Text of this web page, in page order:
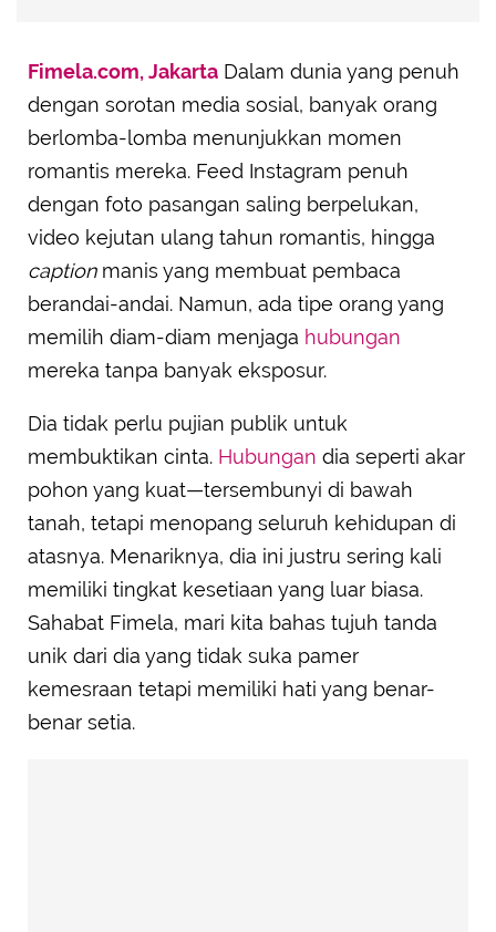
Sederhana
Tidak Merasa Butuh Validasi Publik
Lebih Suka Intimasi daripada Sensasi
Dia Memilih Kesederhanaan dalam Hubungan
Komitmen Dia Tampak dari Konsistensi
Dia Selalu Memprioritaskan Pasangan
Percaya bahwa Hubungan Bukan untuk Ditonton
Fimela.com, Jakarta Dalam dunia yang penuh
dengan sorotan media sosial, banyak orang
berlomba-lomba menunjukkan momen
romantis mereka. Feed Instagram penuh
dengan foto pasangan saling berpelukan,
video kejutan ulang tahun romantis, hingga
captionmanis yang membuat pembaca
berandai-andai. Namun, ada tipe orang yang
memilih diam-diam menjaga hubungan
mereka tanpa banyak eksposur.
Dia tidak perlu pujian publik untuk
membuktikan cinta. Hubungan dia seperti akar
pohon yang kuat—tersembunyi di bawah
tanah, tetapi menopang seluruh kehidupan di
atasnya. Menariknya, dia ini justru sering kali
memiliki tingkat kesetiaan yang luar biasa.
Sahabat Fimela, mari kita bahas tujuh tanda
unik dari dia yang tidak suka pamer
kemesraan tetapi memiliki hati yang benar-
benar setia.